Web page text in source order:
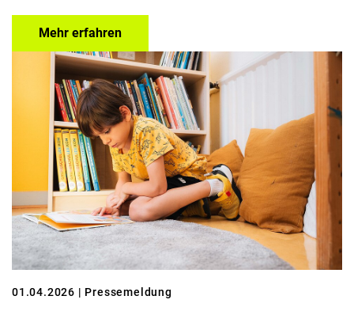
Mehr erfahren
01.04.2026 | Pressemeldung